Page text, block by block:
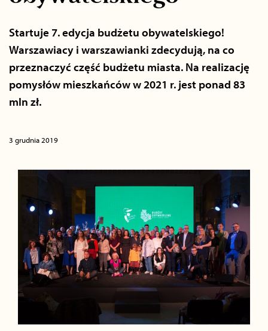
Startuje 7. edycja budżetu obywatelskiego!
Warszawiacy i warszawianki zdecydują, na co
przeznaczyć część budżetu miasta. Na realizację
pomysłów mieszkańców w 2021 r. jest ponad 83
mln zł.
3 grudnia 2019